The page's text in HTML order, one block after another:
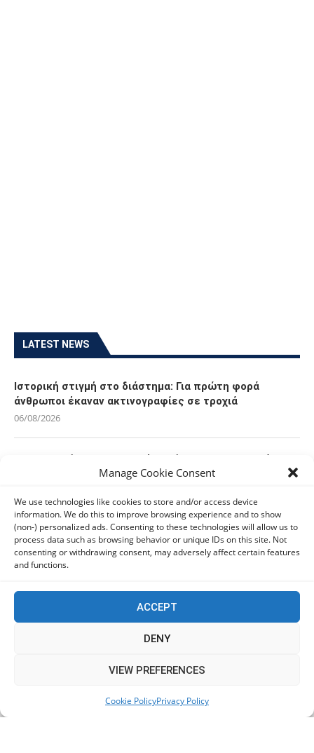
Manage Cookie Consent
We use technologies like cookies to store and/or access device
information. We do this to improve browsing experience and to show
(non-) personalized ads. Consenting to these technologies will allow us to
process data such as browsing behavior or unique IDs on this site. Not
consenting or withdrawing consent, may adversely affect certain features
and functions.
ACCEPT
DENY
VIEW PREFERENCES
Cookie PolicyPrivacy Policy
LATEST NEWS
Ιστορική στιγμή στο διάστημα: Για πρώτη φορά
άνθρωποι έκαναν ακτινογραφίες σε τροχιά
06/08/2026
Οι Ευρωπαίοι καταναλωτές φαίνεται να «αγκαλιάζουν»
τα νέα Samsung Galaxy Z Fold8
Οι χρήστες Mac είναι περισσότερο εκτεθειμένοι σε
κυβερνοαπειλές αλλά λαμβάνουν λιγότερα μέτρα
προστασίας
Πόλη Χρυσοχούς: Σε εξέλιξη η ενοποίηση τεσσάρων
αρχαιολογικών χώρων (εικόνες)
όσους δεν συμμορφώθηκαν για τις επικίνδυνες
This website uses cookies to improve your experience. We'll
Accept
Read More